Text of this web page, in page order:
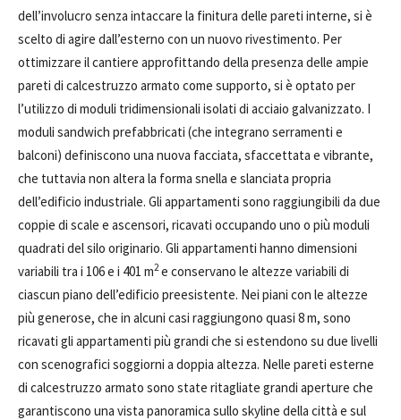
dell’involucro senza intaccare la finitura delle pareti interne, si è
scelto di agire dall’esterno con un nuovo rivestimento. Per
ottimizzare il cantiere approfittando della presenza delle ampie
pareti di calcestruzzo armato come supporto, si è optato per
l’utilizzo di moduli tridimensionali isolati di acciaio galvanizzato. I
moduli sandwich prefabbricati (che integrano serramenti e
balconi) definiscono una nuova facciata, sfaccettata e vibrante,
che tuttavia non altera la forma snella e slanciata propria
dell’edificio industriale. Gli appartamenti sono raggiungibili da due
coppie di scale e ascensori, ricavati occupando uno o più moduli
quadrati del silo originario. Gli appartamenti hanno dimensioni
variabili tra i 106 e i 401 m2e conservano le altezze variabili di
ciascun piano dell’edificio preesistente. Nei piani con le altezze
più generose, che in alcuni casi raggiungono quasi 8 m, sono
ricavati gli appartamenti più grandi che si estendono su due livelli
con scenografici soggiorni a doppia altezza. Nelle pareti esterne
di calcestruzzo armato sono state ritagliate grandi aperture che
garantiscono una vista panoramica sullo skyline della città e sul